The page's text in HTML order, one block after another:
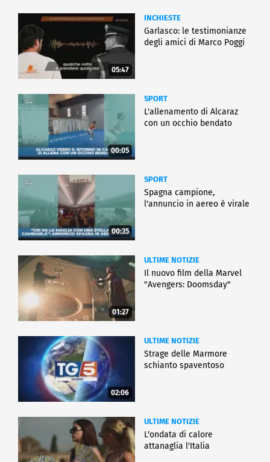
05:47
INCHIESTE
Garlasco: le testimonianze
degli amici di Marco Poggi
00:05
SPORT
L'allenamento di Alcaraz
con un occhio bendato
00:35
SPORT
Spagna campione,
l'annuncio in aereo è virale
01:27
ULTIME NOTIZIE
Il nuovo film della Marvel
"Avengers: Doomsday"
02:06
ULTIME NOTIZIE
Strage delle Marmore
schianto spaventoso
ULTIME NOTIZIE
L'ondata di calore
attanaglia l'Italia